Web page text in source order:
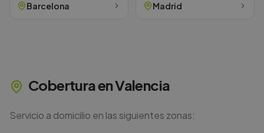
Barcelona Madrid
Cobertura enValencia
Servicio a domicilio en las siguientes zonas: